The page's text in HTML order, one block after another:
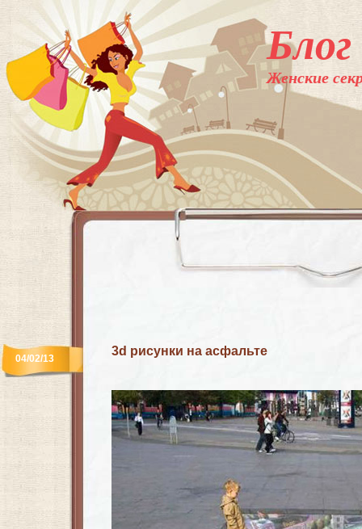
Женские
3d рисунки на асфальте
04/02/13